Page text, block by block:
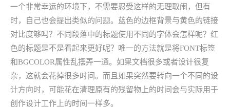
一个非常幸运的环境下，不需要忍受这样的无理取闹，但有
时，自己也会提出类似的问题。蓝色的边框背景与黄色的链接
对比度够吗？不同段落中的标题使用不同的字体会怎样呢？红
色的标题是不是看起来更好呢？唯一的方法就是将FONT标签
和BGCOLOR属性乱摆弄一通。如果文档很多或者设计很复
杂，这就会花掉很多时间。而且如果突然要转向一个不同的设
计方向时，可能花在清理原有的残留物上的时间会与实际用于
创作设计工作上的时间一样多。